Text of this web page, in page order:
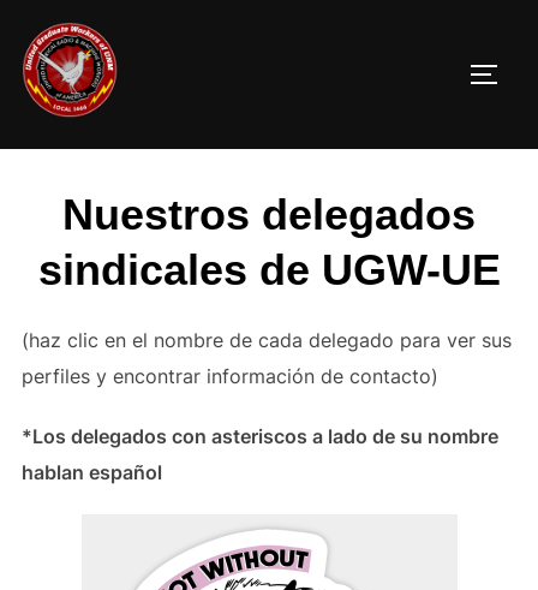
content
Nuestros delegados
sindicales de UGW-UE
(haz clic en el nombre de cada delegado para ver sus
perfiles y encontrar información de contacto)
*Los delegados con asteriscos a lado de su nombre
hablan español